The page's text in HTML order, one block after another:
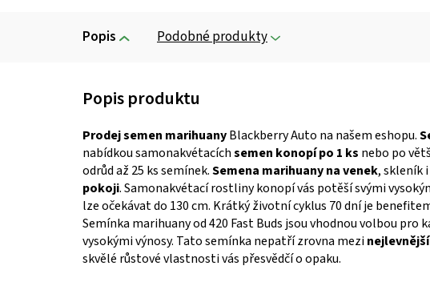
Popis Podobné produkty
Prodej semen marihuanyBlackberry Auto na našem eshopu.
nabídkou samonakvétacíchsemen konopí po 1 ks nebo po
odrůd až 25 ks semínek.Semena marihuany na venek, skleník i
pokoji. Samonakvétací rostliny konopí vás potěší svými
lze očekávat do 130 cm. Krátký životní cyklus 70 dní je
Semínka marihuany od 420 Fast Buds jsou vhodnou volbou pro
vysokými výnosy. Tato semínka nepatří zrovna mezi
skvělé růstové vlastnosti vás přesvědčí o opaku.